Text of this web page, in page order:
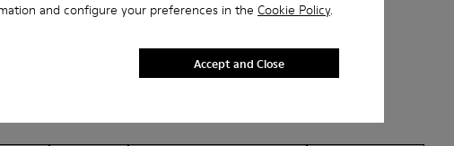
and configure your preferences in the Cookie Policy.
Accept and Close